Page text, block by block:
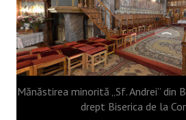
Cazare, restaurante
Firme
Turism
Biserici
Mănăstirea minorită „Sf. Andrei” din
drept Biserica de la